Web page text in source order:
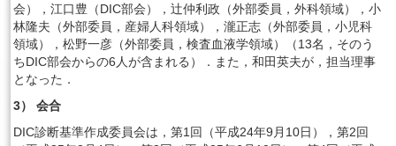
会），江口豊（DIC部会），辻仲利政（外部委員，外科領域），小
林隆夫（外部委員，産婦人科領域），瀧正志（外部委員，小児科
領域），松野一彦（外部委員，検査血液学領域）（13名，そのう
ちDIC部会からの6人が含まれる）．また，和田英夫が，担当理事
となった．
3） 会合
DIC診断基準作成委員会は，第1回（平成24年9月10日），第2回